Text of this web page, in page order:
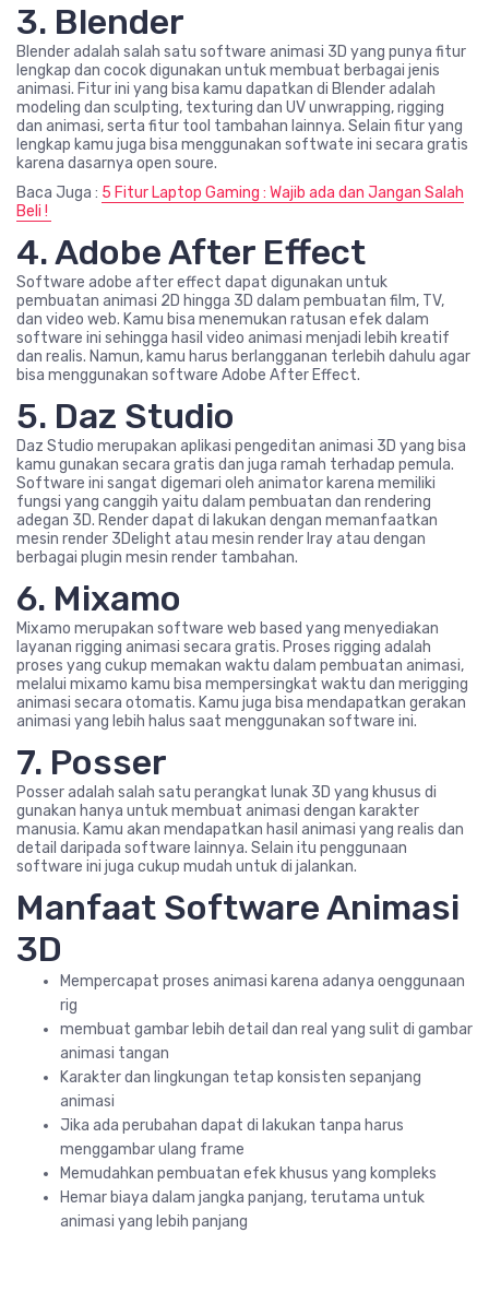
3. Blender
Blender adalah salah satu software animasi 3D yang punya fitur
lengkap dan cocok digunakan untuk membuat berbagai jenis
animasi. Fitur ini yang bisa kamu dapatkan di Blender adalah
modeling dan sculpting, texturing dan UV unwrapping, rigging
dan animasi, serta fitur tool tambahan lainnya. Selain fitur yang
lengkap kamu juga bisa menggunakan softwate ini secara gratis
karena dasarnya open soure.
Baca Juga : 5 Fitur Laptop Gaming : Wajib ada dan Jangan Salah
Beli !
4. Adobe After Effect
Software adobe after effect dapat digunakan untuk
pembuatan animasi 2D hingga 3D dalam pembuatan film, TV,
dan video web. Kamu bisa menemukan ratusan efek dalam
software ini sehingga hasil video animasi menjadi lebih kreatif
dan realis. Namun, kamu harus berlangganan terlebih dahulu agar
bisa menggunakan software Adobe After Effect.
5. Daz Studio
Daz Studio merupakan aplikasi pengeditan animasi 3D yang bisa
kamu gunakan secara gratis dan juga ramah terhadap pemula.
Software ini sangat digemari oleh animator karena memiliki
fungsi yang canggih yaitu dalam pembuatan dan rendering
adegan 3D. Render dapat di lakukan dengan memanfaatkan
mesin render 3Delight atau mesin render Iray atau dengan
berbagai plugin mesin render tambahan.
6. Mixamo
Mixamo merupakan software web based yang menyediakan
layanan rigging animasi secara gratis. Proses rigging adalah
proses yang cukup memakan waktu dalam pembuatan animasi,
melalui mixamo kamu bisa mempersingkat waktu dan merigging
animasi secara otomatis. Kamu juga bisa mendapatkan gerakan
animasi yang lebih halus saat menggunakan software ini.
7. Posser
Posser adalah salah satu perangkat lunak 3D yang khusus di
gunakan hanya untuk membuat animasi dengan karakter
manusia. Kamu akan mendapatkan hasil animasi yang realis dan
detail daripada software lainnya. Selain itu penggunaan
software ini juga cukup mudah untuk di jalankan.
Manfaat Software Animasi
3D
Mempercapat proses animasi karena adanya oenggunaan
rig
membuat gambar lebih detail dan real yang sulit di gambar
animasi tangan
Karakter dan lingkungan tetap konsisten sepanjang
animasi
Jika ada perubahan dapat di lakukan tanpa harus
menggambar ulang frame
Memudahkan pembuatan efek khusus yang kompleks
Hemar biaya dalam jangka panjang, terutama untuk
animasi yang lebih panjang